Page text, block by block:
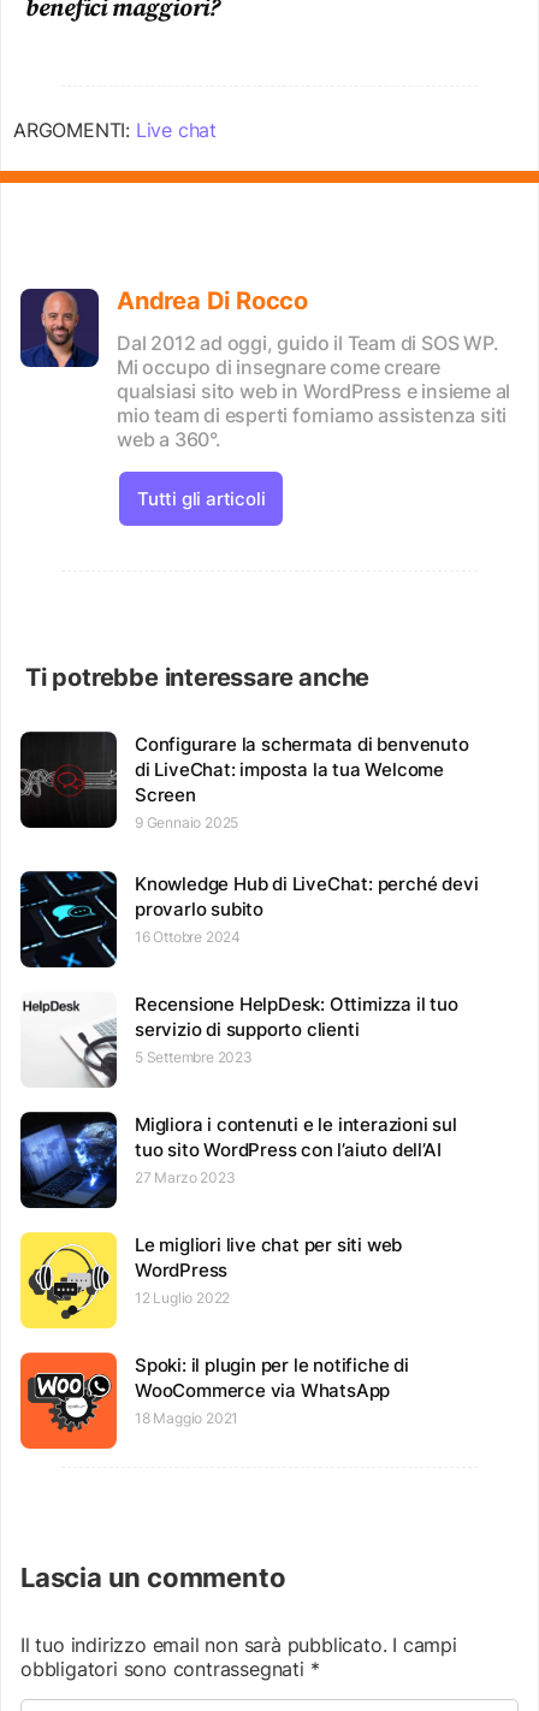
benefici maggiori?
ARGOMENTI: Live chat
Andrea Di Rocco
Dal 2012 ad oggi, guido il Team di SOS WP.
Mi occupo di insegnare come creare
qualsiasi sito web in WordPress e insieme al
mio team di esperti forniamo assistenza siti
web a 360°.
Tutti gli articoli
Ti potrebbe interessare anche
Configurare la schermata di benvenuto
di LiveChat: imposta la tua Welcome
Screen
9 Gennaio 2025
Knowledge Hub di LiveChat: perché devi
provarlo subito
16 Ottobre 2024
Recensione HelpDesk: Ottimizza il tuo
servizio di supporto clienti
5 Settembre 2023
Migliora i contenuti e le interazioni sul
tuo sito WordPress con l’aiuto dell’AI
27 Marzo 2023
Le migliori live chat per siti web
WordPress
12 Luglio 2022
Spoki: il plugin per le notifiche di
WooCommerce via WhatsApp
18 Maggio 2021
Lascia un commento
Il tuo indirizzo email non sarà pubblicato. I campi
obbligatori sono contrassegnati *